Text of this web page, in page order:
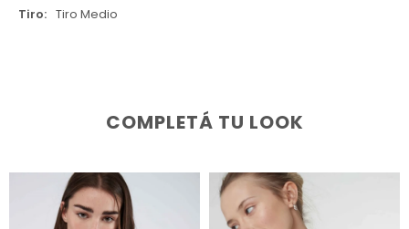
Tiro
Tiro Medio
COMPLETÁ TU LOOK